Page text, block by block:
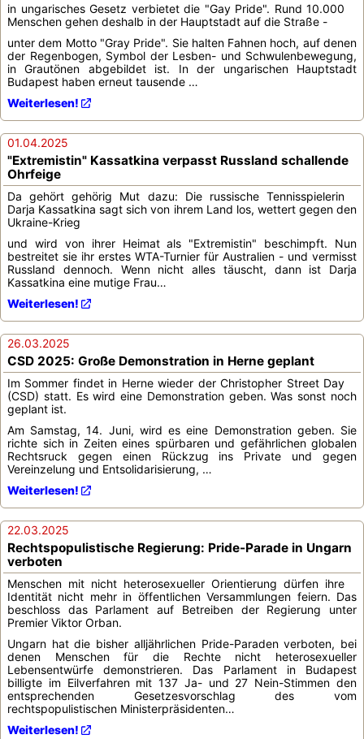
in ungarisches Gesetz verbietet die "Gay Pride". Rund 10.000
Menschen gehen deshalb in der Hauptstadt auf die Straße -
unter dem Motto "Gray Pride". Sie halten Fahnen hoch, auf denen
der Regenbogen, Symbol der Lesben- und Schwulenbewegung,
in Grautönen abgebildet ist. In der ungarischen Hauptstadt
Budapest haben erneut tausende …
Weiterlesen!
01.04.2025
"Extremistin" Kassatkina verpasst Russland schallende
Ohrfeige
Da gehört gehörig Mut dazu: Die russische Tennisspielerin
Darja Kassatkina sagt sich von ihrem Land los, wettert gegen den
Ukraine-Krieg
und wird von ihrer Heimat als "Extremistin" beschimpft. Nun
bestreitet sie ihr erstes WTA-Turnier für Australien - und vermisst
Russland dennoch. Wenn nicht alles täuscht, dann ist Darja
Kassatkina eine mutige Frau…
Weiterlesen!
26.03.2025
CSD 2025: Große Demonstration in Herne geplant
Im Sommer findet in Herne wieder der Christopher Street Day
(CSD) statt. Es wird eine Demonstration geben. Was sonst noch
geplant ist.
Am Samstag, 14. Juni, wird es eine Demonstration geben. Sie
richte sich in Zeiten eines spürbaren und gefährlichen globalen
Rechtsruck gegen einen Rückzug ins Private und gegen
Vereinzelung und Entsolidarisierung, …
Weiterlesen!
22.03.2025
Rechtspopulistische Regierung: Pride-Parade in Ungarn
verboten
Menschen mit nicht heterosexueller Orientierung dürfen ihre
Identität nicht mehr in öffentlichen Versammlungen feiern. Das
beschloss das Parlament auf Betreiben der Regierung unter
Premier Viktor Orban.
Ungarn hat die bisher alljährlichen Pride-Paraden verboten, bei
denen Menschen für die Rechte nicht heterosexueller
Lebensentwürfe demonstrieren. Das Parlament in Budapest
billigte im Eilverfahren mit 137 Ja- und 27 Nein-Stimmen den
entsprechenden Gesetzesvorschlag des vom
rechtspopulistischen Ministerpräsidenten…
Weiterlesen!